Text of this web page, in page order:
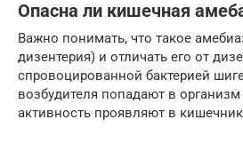
Опасна ли кишечная
Важно понимать, что такое
дизентерия) и отличать его от
спровоцированной бактерией
возбудителя попадают в организм
активность проявляют в